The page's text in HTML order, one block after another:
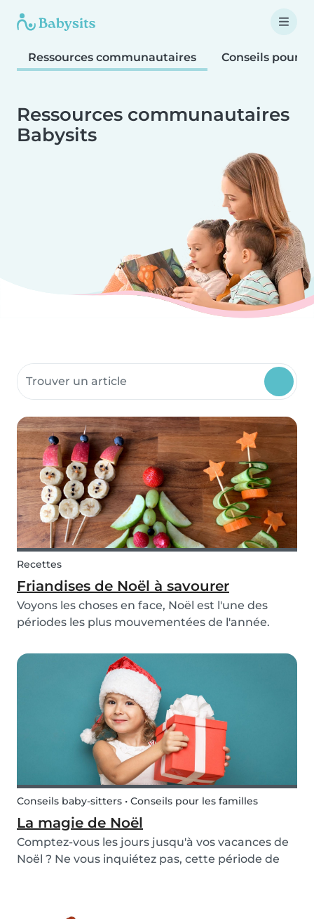
Ressources communautaires Conseils pour
Ressources communautaires
Babysits
Rechercher dans les ressources communautaires
Recettes
Friandises de Noël à savourer
Voyons les choses en face, Noël est l'une des
périodes les plus mouvementées de l'année.
tout en profitant de la fête de Noël avec notre
famille et nos ami(e)s. Il peut être tentant de
Conseils baby-sitters • Conseils pour les familles
La magie de Noël
Comptez-vous les jours jusqu'à vos vacances de
Noël ? Ne vous inquiétez pas, cette période de